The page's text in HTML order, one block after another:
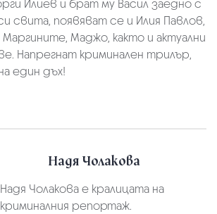
Илиев и брат му Васил заедно с
свита, появяват се и Илия Павлов,
Маджо, както и актуални
Напрегнат криминален трилър,
един дъх!
Надя Чолакова
Надя Чолакова е кралицата на
криминалния репортаж.